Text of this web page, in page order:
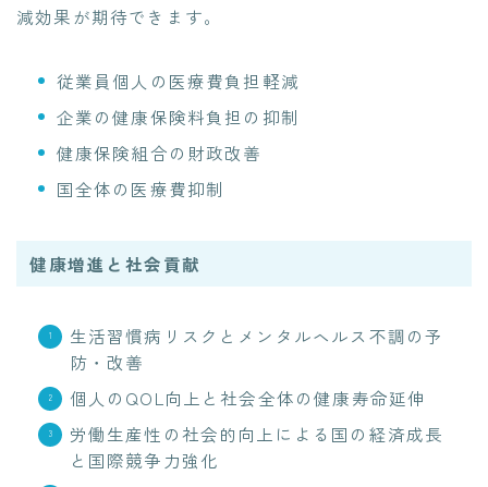
減効果が期待できます。
従業員個人の医療費負担軽減
企業の健康保険料負担の抑制
健康保険組合の財政改善
国全体の医療費抑制
健康増進と社会貢献
生活習慣病リスクとメンタルヘルス不調の予
防・改善
個人のQOL向上と社会全体の健康寿命延伸
労働生産性の社会的向上による国の経済成長
と国際競争力強化